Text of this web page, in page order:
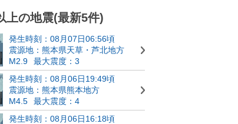
上の地震(最新5件)
発生時刻：08月07日06:56頃
震源地：熊本県天草・芦北地方
M2.9
最大震度：3
発生時刻：08月06日19:49頃
震源地：熊本県熊本地方
M4.5
最大震度：4
発生時刻：08月06日16:18頃